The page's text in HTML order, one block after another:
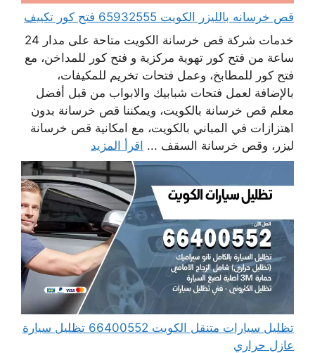
قص خرسانه بالليزر الكويت 65932555 فتح كور تكييف
خدمات شركة قص خرسانة الكويت متاحة على مدار 24
ساعة من فتح كور تهوية مركزية و فتح كور للمداخن، مع
فتح كور للمطابخ، وعمل فتحات تخريم للمكيفات،
بالإضافة لعمل فتحات شبابيك والابواب من قبل أفضل
معلم قص خرسانة بالكويت، ويمكننا قص خرسانة بدون
اهتزازات في المباني بالكويت، مع امكانية قص خرسانة
ليزر، وقص خرسانة السقف ... اقرأ المزيد
تظليل سيارات متنقل الكويت 66400552 تظليل سيارة
عازل حراري